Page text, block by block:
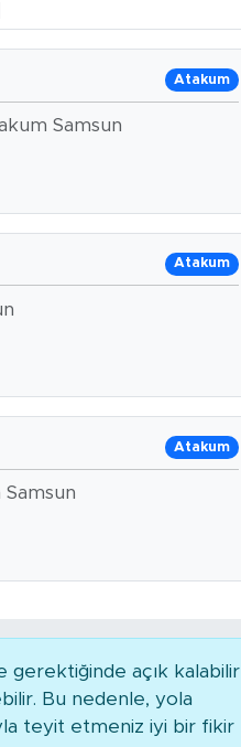
Atakum
Samsun
Atakum
Atakum
gerektiğinde açık kalabilir
Bu nedenle, yola
teyit etmeniz iyi bir fikir